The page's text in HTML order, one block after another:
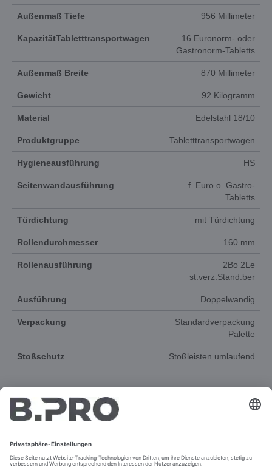
Außenmaß Tiefe 956 Millimeter
KapazitätTabletttransportwagen
16 Euronorm- oder
Gastronorm-Tabletts
Außenmaß Breite 870 Millimeter
Gewicht 92 Kilogramm
Material Edelstahl 18/10
Produktgruppe Tabletttransportwagen
Hygieneausführung HS
Seitenwandausführung
f. Euro o. Gastro-
Tabletts
Türdichtung mit Türdichtung
Rollendurchmesser 160 mm
Rollenausführung
2Bo 2Le
st.verz.Stand.ber
Ausführung Doppelwandig
Verpackung
Standardverpackung
Palette
Stoßschutz Stoßleisten umlaufend